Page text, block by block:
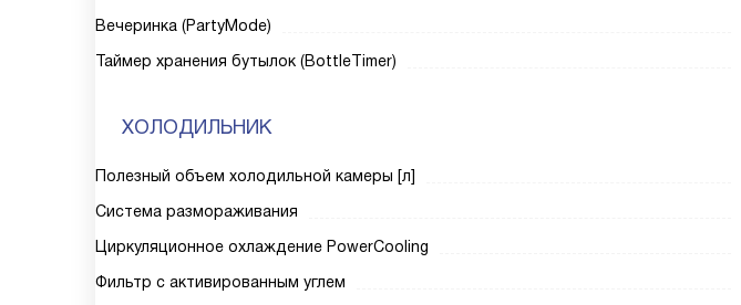
Вечеринка (PartyMode)
Таймер хранения бутылок (BottleTimer)
ХОЛОДИЛЬНИК
Полезный объем холодильной камеры [л]
Система размораживания
Циркуляционное охлаждение PowerCooling
Фильтр с активированным углем